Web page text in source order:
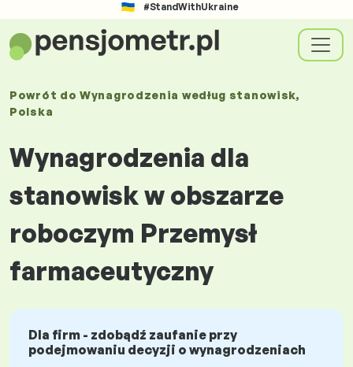
#StandWithUkraine
Powrót do Wynagrodzenia według stanowisk,
Polska
Wynagrodzenia dla
stanowisk w obszarze
roboczym Przemysł
farmaceutyczny
Dla firm - zdobądź zaufanie przy
podejmowaniu decyzji o wynagrodzeniach